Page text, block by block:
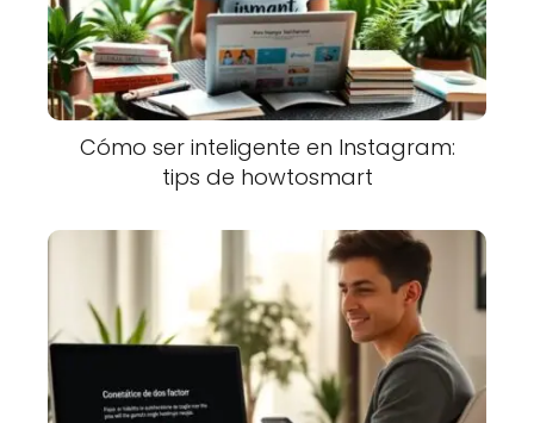
Cómo ser inteligente en Instagram:
tips de howtosmart